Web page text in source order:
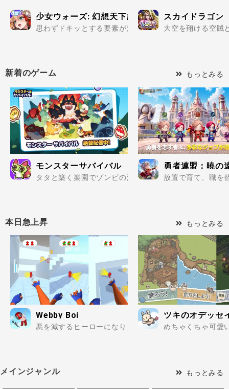
少女ウォーズ: 幻想天下統一戦
思わずドキッとする要素が満載の美少女だらけで楽し
スカイドラゴン
大空を翔ける空賊
新着のゲーム もっとみる
モンスターサバイバル
タタと築く楽園でゾンビの波を迎え撃て..
勇者連盟：暁の
放置で育て、職を
本日急上昇 もっとみる
Webby Boi
悪を滅するヒーローになりきり、ロープアクションを
ツキのオデッセ
めちゃくちゃ可愛
メインジャンル もっとみる